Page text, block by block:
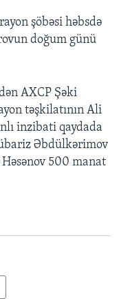
şöbəsi həbsdə
doğum günü
AXCP Şəki
təşkilatının Ali
inzibati qaydada
Əbdülkərimov
500 manat